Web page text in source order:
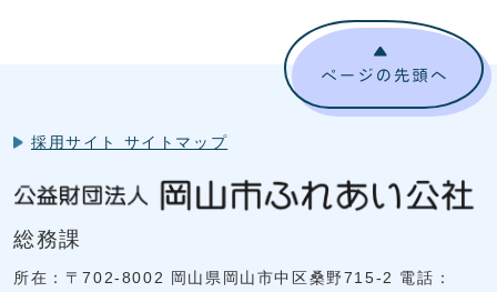
採用サイト サイトマップ
総務課
所在：〒702-8002 岡山県岡山市中区桑野715-2 電話：